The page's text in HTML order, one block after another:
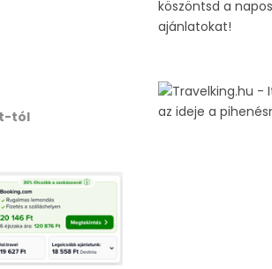
-tól